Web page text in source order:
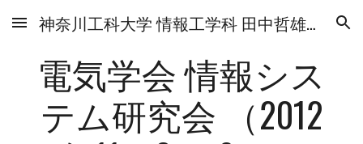
Skip to main content Skip to navigation
神奈川工科大学 情報工学科 田中哲雄研究室
電気学会 情報シス
テム研究会 （2012